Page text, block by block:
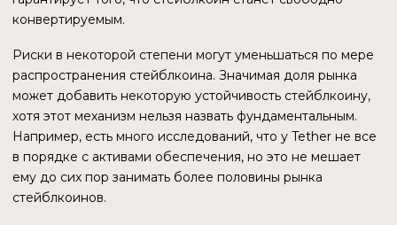
Это далеко не полный список маркеров, которые
позволяют констатировать факт: мир глобализируется,
превращается в систему с общими механизмами как
управления, так и воздействия на составляющие
подсистемы. Об эффективности и результативности
можно спорить, но главный тренд налицо. Если
попытаться увидеть, куда этот тренд приведет, можно
Использование доллара США в качестве
мировой валюты
Распространение английского языка в качестве
средства межнационального общения